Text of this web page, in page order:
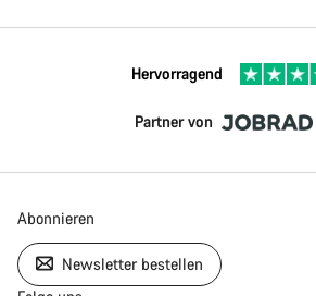
Hervorragend
Partner von
Abonnieren
Newsletter bestellen